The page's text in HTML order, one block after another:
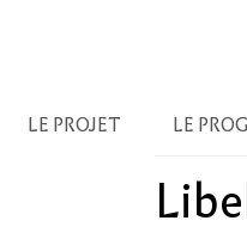
LE PROJET LE